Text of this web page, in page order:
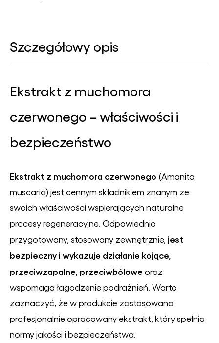
Szczegółowy opis
Ekstrakt z muchomora
czerwonego – właściwości i
bezpieczeństwo
Ekstrakt z muchomora czerwonego (Amanita
muscaria) jest cennym składnikiem znanym ze
swoich właściwości wspierających naturalne
procesy regeneracyjne. Odpowiednio
przygotowany, stosowany zewnętrznie, jest
bezpieczny i wykazuje działanie kojące,
przeciwzapalne, przeciwbólowe oraz
wspomaga łagodzenie podrażnień. Warto
zaznaczyć, że w produkcie zastosowano
profesjonalnie opracowany ekstrakt, który spełnia
normy jakości i bezpieczeństwa.